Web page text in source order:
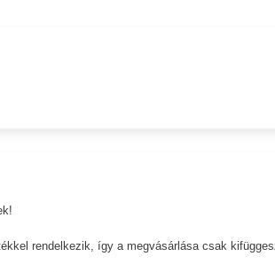
rendelkezik, így a megvásárlása csak